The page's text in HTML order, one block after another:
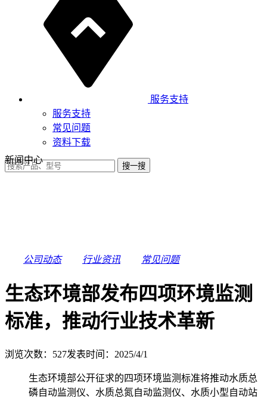
服务支持
服务支持
常见问题
资料下载
新闻中心
公司动态 行业资讯 常见问题
生态环境部发布四项环境监测
标准，推动行业技术革新
浏览次数： 527发表时间：2025/4/1
生态环境部公开征求的四项环境监测标准将推动水质总
磷自动监测仪、水质总氮自动监测仪、水质小型自动站